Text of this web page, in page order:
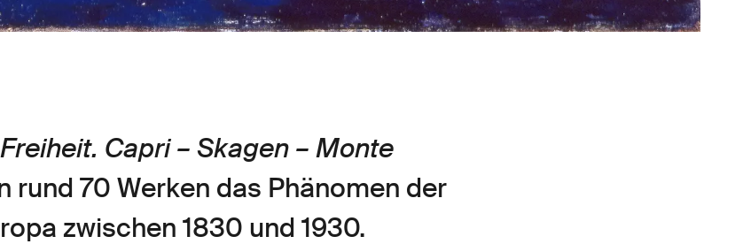
Capri – Skagen – Monte
rund 70 Werken das Phänomen der
zwischen 1830 und 1930.